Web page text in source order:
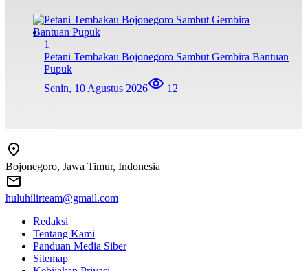
1
Petani Tembakau Bojonegoro Sambut Gembira Bantuan
Pupuk
Senin, 10 Agustus 2026
12
Bojonegoro, Jawa Timur, Indonesia
huluhilirteam@gmail.com
Redaksi
Tentang Kami
Panduan Media Siber
Sitemap